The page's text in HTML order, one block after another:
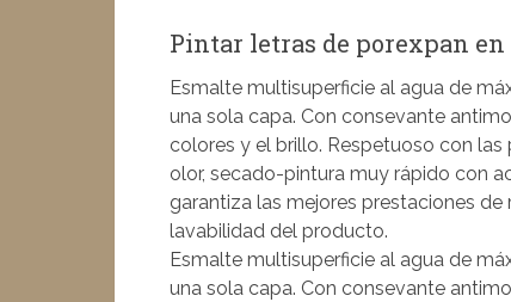
Pintar letras de porexpan
Esmalte multisuperficie al agua de
una sola capa. Con consevante
colores y el brillo. Respetuoso con las
olor, secado-pintura muy rápido con
garantiza las mejores prestaciones
lavabilidad del producto.
Esmalte multisuperficie al agua de
una sola capa. Con consevante